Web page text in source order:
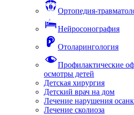
Ортопедия-
Нейросонография
Отоларингология
Профилактические
осмотры детей
Детская хирургия
Детский врач на дом
Лечение нарушения
Лечение сколиоза